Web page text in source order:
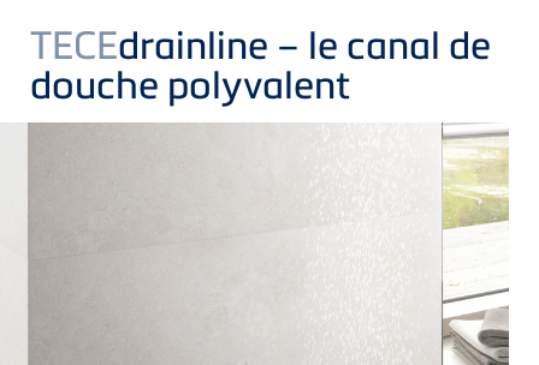
TECEdrainline – le canal de
douche polyvalent